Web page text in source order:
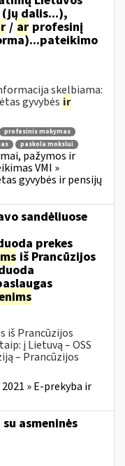
dalis...),
/ ar profesinį
skelbiama:
gyvybės ir
profesinis mokymas
paskola mokslui
pažymos ir
VMI »
gyvybės ir pensijų
sandėliuose
prekes
iš Prancūzijos
iš Prancūzijos
į Lietuvą – OSS
– Prancūzijos
» E-prekyba ir
asmeninės